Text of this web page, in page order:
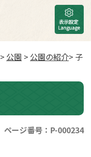
> 公園 > 公園の紹介> 子
ページ番号：P-000234